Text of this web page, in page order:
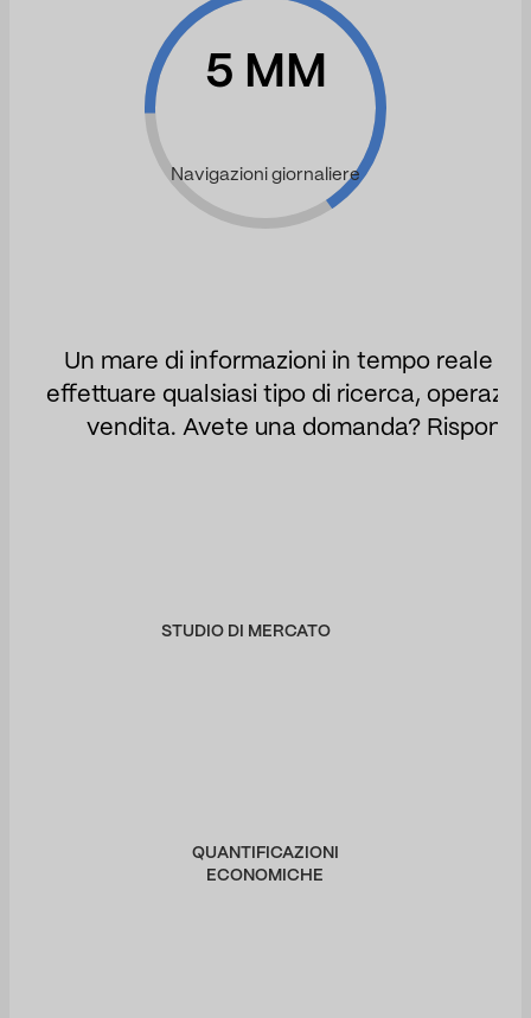
5 MM
Navigazioni giornaliere
Un mare di informazioni in tempo reale
effettuare qualsiasi tipo di ricerca,
vendita. Avete una domanda?
STUDIO DI MERCATO
QUANTIFICAZIONI
ECONOMICHE